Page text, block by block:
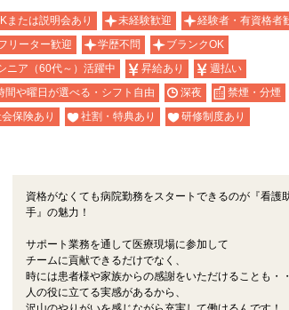
または説明会あり 未経験歓迎
経験者・有資格者
リーター歓迎 学歴不問
ブランクOK
ニア（60代～）活躍中 昇給あり
週払い
間や曜日が選べる・シフト自由 深夜
禁煙・分煙
保険あり 社割・特典あり
研修制度あり
資格がなくても病院勤務をスタートできるのが『看護
手』の魅力！
サポート業務を通して医療現場に参加して
チームに貢献できるだけでなく、
時には患者様や家族からの感謝をいただけることも・
人の役に立てる実感があるから、